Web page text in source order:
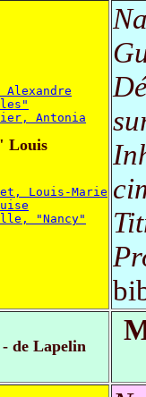
Alexandre
Antonia
Louis
Louis-Marie
"Nancy"
de Lapelin